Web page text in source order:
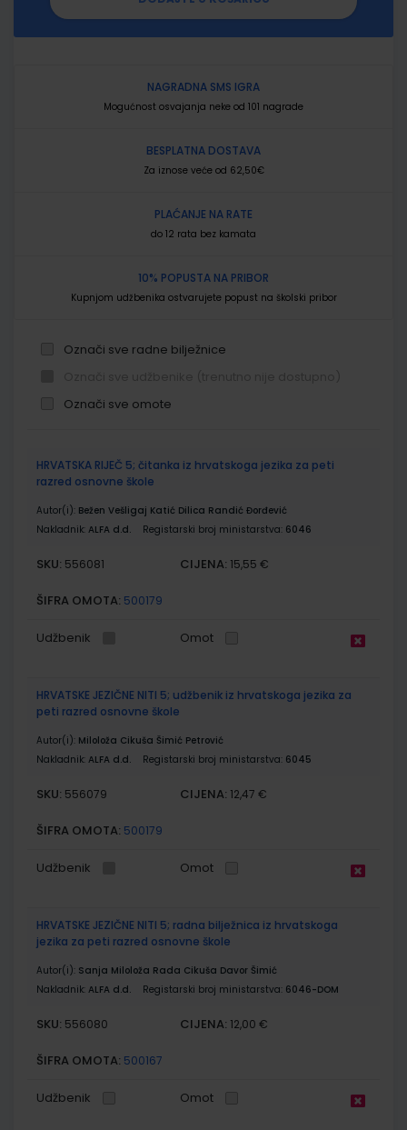
NAGRADNA SMS IGRA
Mogućnost osvajanja neke od 101 nagrade
BESPLATNA DOSTAVA
Za iznose veće od 62,50€
PLAĆANJE NA RATE
do 12 rata bez kamata
10% POPUSTA NA PRIBOR
Kupnjom udžbenika ostvarujete popust na školski pribor
Označi sve radne bilježnice
Označi sve omote
proizvodi
HRVATSKA RIJEČ 5; čitanka iz hrvatskoga jezika za peti
razred osnovne škole
Autor(i): Bežen Vešligaj Katić Dilica Randić Đorđević
Nakladnik: ALFA d.d. Registarski broj ministarstva: 6046
SKU: 556081 CIJENA: 15,55 €
ŠIFRA OMOTA: 500179
Udžbenik Omot
HRVATSKE JEZIČNE NITI 5; udžbenik iz hrvatskoga jezika za
peti razred osnovne škole
Autor(i): Miloloža Cikuša Šimić Petrović
Nakladnik: ALFA d.d. Registarski broj ministarstva: 6045
SKU: 556079 CIJENA: 12,47 €
ŠIFRA OMOTA: 500179
Udžbenik Omot
HRVATSKE JEZIČNE NITI 5; radna bilježnica iz hrvatskoga
jezika za peti razred osnovne škole
Autor(i): Sanja Miloloža Rada Cikuša Davor Šimić
Nakladnik: ALFA d.d. Registarski broj ministarstva: 6046-DOM
SKU: 556080 CIJENA: 12,00 €
ŠIFRA OMOTA: 500167
Udžbenik Omot